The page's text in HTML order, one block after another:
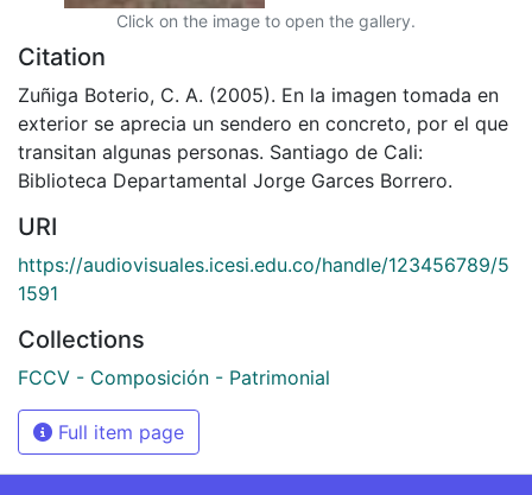
Click on the image to open the gallery.
Citation
Zuñiga Boterio, C. A. (2005). En la imagen tomada en
exterior se aprecia un sendero en concreto, por el que
transitan algunas personas. Santiago de Cali:
Biblioteca Departamental Jorge Garces Borrero.
URI
https://audiovisuales.icesi.edu.co/handle/123456789/5
1591
Collections
FCCV - Composición - Patrimonial
Full item page